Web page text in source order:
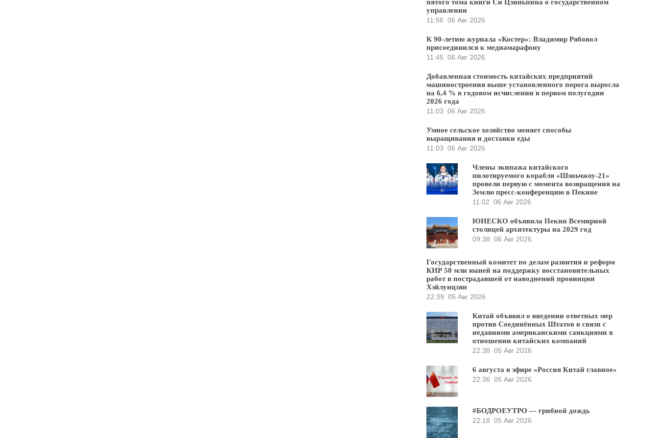
пятого тома книги Си Цзиньпина о государственном
управлении
11:56 06 Авг 2026
К 90-летию журнала «Костер»: Владимир Рябовол
присоединился к медиамарафону
11:45 06 Авг 2026
Добавленная стоимость китайских предприятий
машиностроения выше установленного порога выросла
на 6,4 % в годовом исчислении в первом полугодии
2026 года
11:03 06 Авг 2026
Умное сельское хозяйство меняет способы
выращивания и доставки еды
11:03 06 Авг 2026
Члены экипажа китайского
пилотируемого корабля «Шэньчжоу-21»
провели первую с момента возвращения на
Землю пресс-конференцию в Пекине
11:02 06 Авг 2026
ЮНЕСКО объявила Пекин Всемирной
столицей архитектуры на 2029 год
09:38 06 Авг 2026
Государственный комитет по делам развития и реформ
КНР 50 млн юаней на поддержку восстановительных
работ в пострадавшей от наводнений провинции
Хэйлунцзян
22:39 05 Авг 2026
Китай объявил о введении ответных мер
против Соединённых Штатов в связи с
недавними американскими санкциями в
отношении китайских компаний
22:38 05 Авг 2026
6 августа в эфире «Россия Китай главное»
22:36 05 Авг 2026
#БОДРОЕУТРО — грибной дождь
22:18 05 Авг 2026